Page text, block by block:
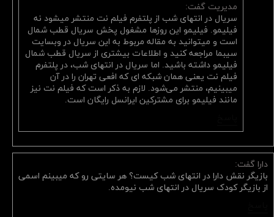
مدیریت گفت:
سریال در انتهای شب از پلتفرم فیلم نت منتشر میشود نه
فیلیمو. فیلیمو این روزها مشغول پخش سریال قطب شمال
است و میتوانید به مقاله مربوط به این سریال در وبسایت
سیبما مراجعه کنید و اطلاعات بیشتری از سریال قطب شمال
فیلیمو داشته باشید. اما سریال در انتهای شب، در پلتفرم
فیلم نت یعنی همان شبکه ای که افعی تهران را در آن
میبینیم، منتشر می‌شود. لازم به ذکر است که فیلم نت نیز
مانند فیلیمو برای مشترکین ایرانسل رایگان است.
دارا گفت:
بازیگر نقش دارا در انتهای شب کیست؟ هر سایتی رو که میبینم اسمی
از بازیگر کودک سریال در انتهای شب نیومده.